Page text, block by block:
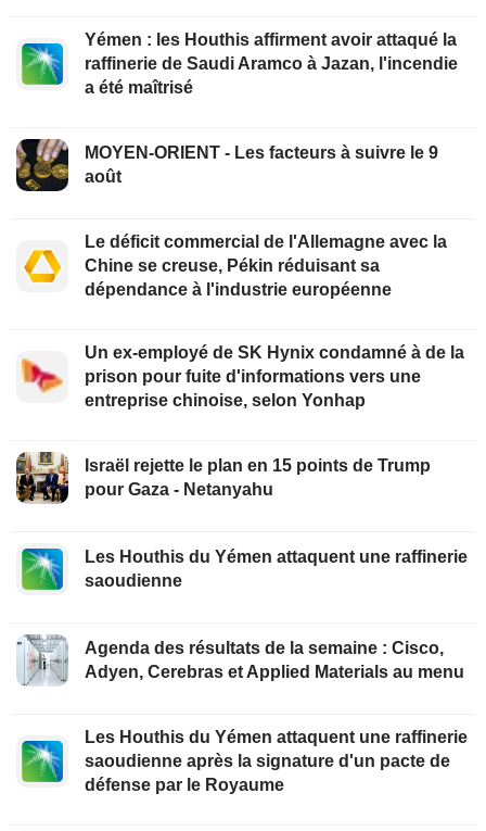
Yémen : les Houthis affirment avoir attaqué la
raffinerie de Saudi Aramco à Jazan, l'incendie
a été maîtrisé
MOYEN-ORIENT - Les facteurs à suivre le 9
août
Le déficit commercial de l'Allemagne avec la
Chine se creuse, Pékin réduisant sa
dépendance à l'industrie européenne
Un ex-employé de SK Hynix condamné à de la
prison pour fuite d'informations vers une
entreprise chinoise, selon Yonhap
Israël rejette le plan en 15 points de Trump
pour Gaza - Netanyahu
Les Houthis du Yémen attaquent une raffinerie
saoudienne
Agenda des résultats de la semaine : Cisco,
Adyen, Cerebras et Applied Materials au menu
Les Houthis du Yémen attaquent une raffinerie
saoudienne après la signature d'un pacte de
défense par le Royaume